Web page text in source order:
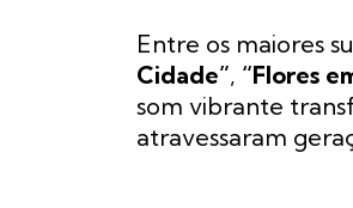
Entre os maiores
Cidade”, “Flores
som vibrante
atravessaram